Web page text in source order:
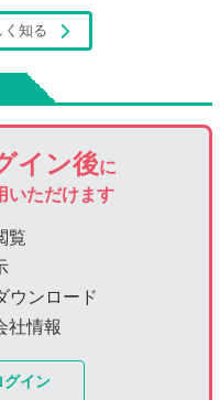
く知る
イン後に
いただけます
覧
ウンロード
社情報
グイン